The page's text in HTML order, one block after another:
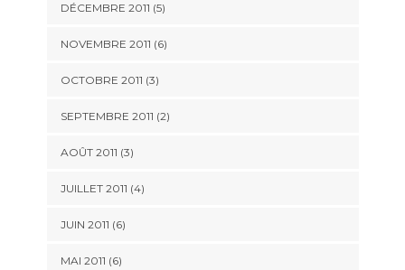
DÉCEMBRE 2011 (5)
NOVEMBRE 2011 (6)
OCTOBRE 2011 (3)
SEPTEMBRE 2011 (2)
AOÛT 2011 (3)
JUILLET 2011 (4)
JUIN 2011 (6)
MAI 2011 (6)